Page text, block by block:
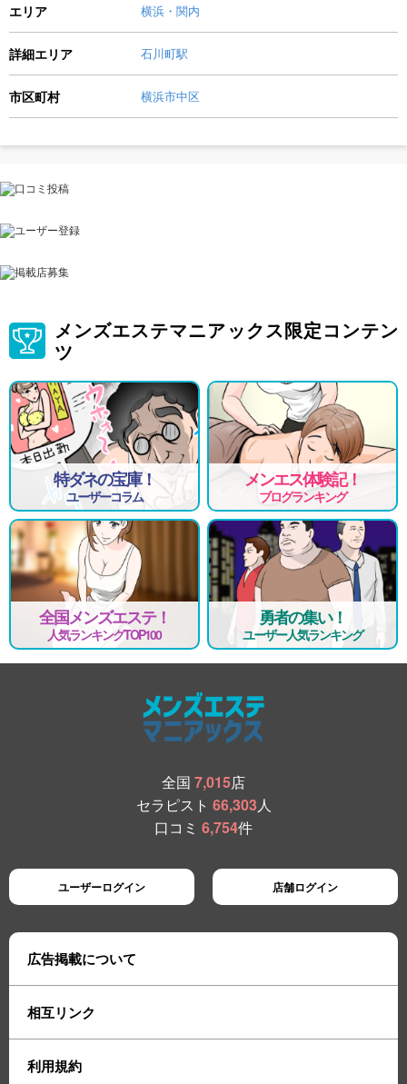
エリア 横浜・関内
詳細エリア 石川町駅
市区町村 横浜市中区
メンズエステマニアックス限定コンテン
ツ
特ダネの宝庫！
ユーザーコラム
メンエス体験記！
ブログランキング
全国メンズエステ！
人気ランキングTOP100
勇者の集い！
ユーザー人気ランキング
全国 7,015店
セラピスト 66,303人
口コミ 6,754件
ユーザーログイン 店舗ログイン
広告掲載について
相互リンク
利用規約